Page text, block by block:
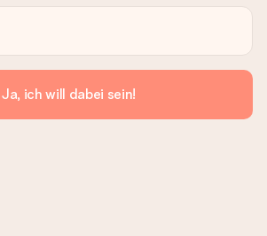
Ja, ich will dabei sein!